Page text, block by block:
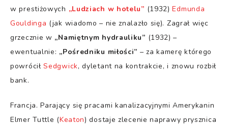
w prestiżowych „Ludziach w hotelu” (1932)Edmunda
Gouldinga (jak wiadomo – nie znalazło się). Zagrał więc
grzecznie w „Namiętnym hydrauliku” (1932) –
ewentualnie: „Pośredniku miłości” – za kamerę którego
powróciłSedgwick, dyletant na kontrakcie, i znowu rozbił
bank.
Francja. Parający się pracami kanalizacyjnymi Amerykanin
Elmer Tuttle (Keaton) dostaje zlecenie naprawy prysznica